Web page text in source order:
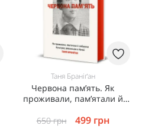
Таня Браніґан
Червона пам’ять. Як
проживали, пам’ятали й
революцію в Китаї
650грн 499 грн